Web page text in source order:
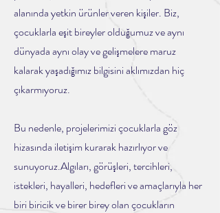
alanında yetkin ürünler veren kişiler. Biz,
çocuklarla eşit bireyler olduğumuz ve aynı
dünyada aynı olay ve gelişmelere maruz
kalarak yaşadığımız bilgisini aklımızdan hiç
çıkarmıyoruz.
Bu nedenle, projelerimizi çocuklarla göz
hizasında iletişim kurarak hazırlıyor ve
sunuyoruz.​​Algıları, görüşleri, tercihleri,
istekleri, hayalleri, hedefleri ve amaçlarıyla her
biri biricik ve birer birey olan çocukların